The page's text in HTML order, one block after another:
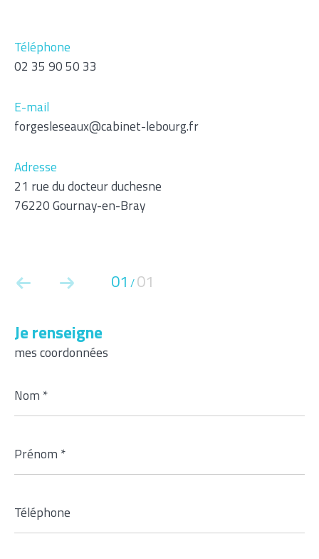
Téléphone
02 35 90 50 33
E-mail
forgesleseaux@cabinet-lebourg.fr
Adresse
21 rue du docteur duchesne
76220 Gournay-en-Bray
01 / 01
je renseigne
mes coordonnées
*
*
Coups De Coeur Exclusivités
RECHERCHER